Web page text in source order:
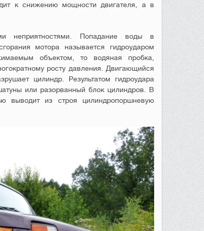
к снижению мощности двигателя, а в
неприятностями. Попадание воды в
мотора называется гидроударом
объектом, то водяная пробка,
росту давления. Двигающийся
цилиндр. Результатом гидроудара
или разорванный блок цилиндров. В
выводит из строя цилиндропоршневую